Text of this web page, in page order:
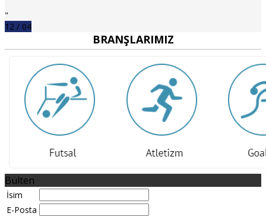
"
12 / 04
BRANŞLARIMIZ
Bülten
İsim
E-Posta